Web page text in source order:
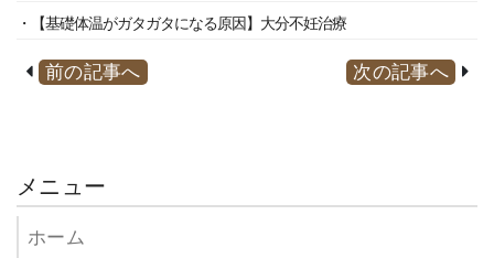
・【基礎体温がガタガタになる原因】大分不妊治療
前の記事へ 次の記事へ
メニュー
ホーム